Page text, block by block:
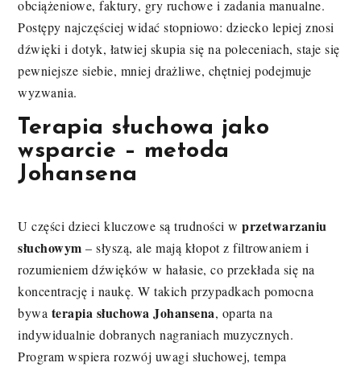
obciążeniowe, faktury, gry ruchowe i zadania manualne.
Postępy najczęściej widać stopniowo: dziecko lepiej znosi
dźwięki i dotyk, łatwiej skupia się na poleceniach, staje się
pewniejsze siebie, mniej drażliwe, chętniej podejmuje
wyzwania.
Terapia słuchowa jako
wsparcie – metoda
Johansena
U części dzieci kluczowe są trudności wprzetwarzaniu
słuchowym – słyszą, ale mają kłopot z filtrowaniem i
rozumieniem dźwięków w hałasie, co przekłada się na
koncentrację i naukę. W takich przypadkach pomocna
bywa terapia słuchowa Johansena, oparta na
indywidualnie dobranych nagraniach muzycznych.
Program wspiera rozwój uwagi słuchowej, tempa